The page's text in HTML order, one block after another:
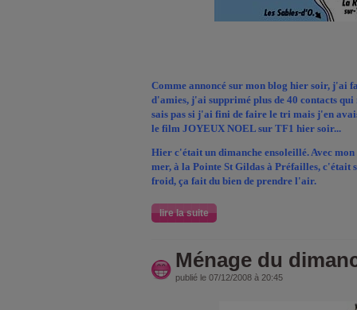
Comme annoncé sur mon blog hier soir, j'ai
d'amies, j'ai supprimé plus de 40 contacts
sais pas si j'ai fini de faire le tri mais j'en
le film JOYEUX NOEL sur TF1 hier soir...
Hier c'était un dimanche ensoleillé. Avec
mer, à la Pointe St Gildas à Préfailles, c'était
froid, ça fait du bien de prendre l'air.
lire la suite
Ménage du
publié le 07/12/2008 à 20:45